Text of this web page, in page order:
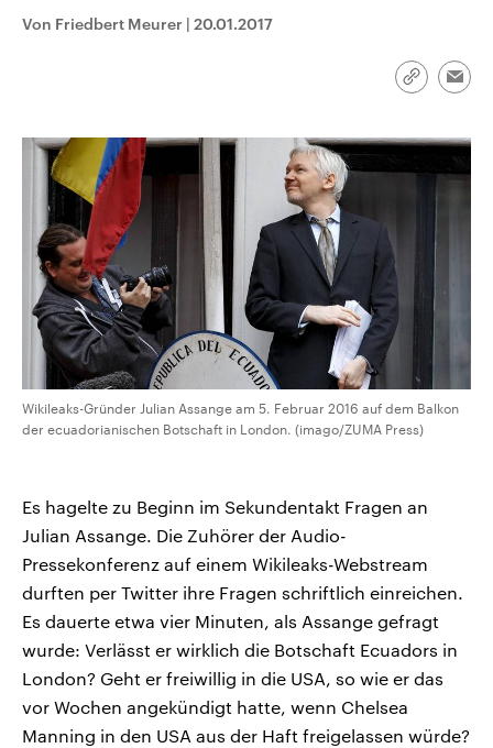
Von Friedbert Meurer | 20.01.2017
Link
Wikileaks-Gründer Julian Assange am 5. Februar 2016 auf dem Balkon
der ecuadorianischen Botschaft in London. (imago/ZUMA Press)
Es hagelte zu Beginn im Sekundentakt Fragen an
Julian Assange. Die Zuhörer der Audio-
Pressekonferenz auf einem Wikileaks-Webstream
durften per Twitter ihre Fragen schriftlich einreichen.
Es dauerte etwa vier Minuten, als Assange gefragt
wurde: Verlässt er wirklich die Botschaft Ecuadors in
London? Geht er freiwillig in die USA, so wie er das
vor Wochen angekündigt hatte, wenn Chelsea
Manning in den USA aus der Haft freigelassen würde?